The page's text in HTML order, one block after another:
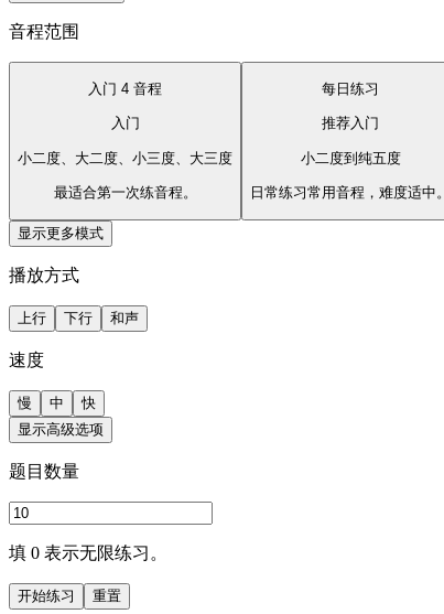
音程范围
入门 4 音程
入门
小二度、大二度、小三度、大三度
最适合第一次练音程。
每日练习
推荐入门
小二度到纯五度
日常练习常用音程，难度适中。
显示更多模式
播放方式
上行 下行 和声
速度
慢 中
快
显示高级选项
题目数量
填 0 表示无限练习。
开始练习 重置